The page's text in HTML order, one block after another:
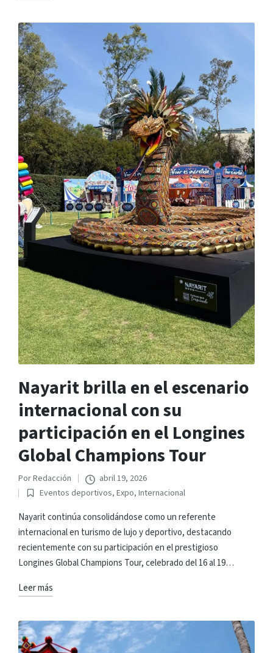
Nayarit brilla en el escenario
internacional con su
participación en el Longines
Global Champions Tour
Publicado
por
PorRedacción
abril 19, 2026
Publicado
en
Eventos deportivos, Expo, Internacional
Nayarit continúa consolidándose como un referente
internacional en turismo de lujo y deportivo, destacando
recientemente con su participación en el prestigioso
Longines Global Champions Tour, celebrado del 16 al 19…
Leer más